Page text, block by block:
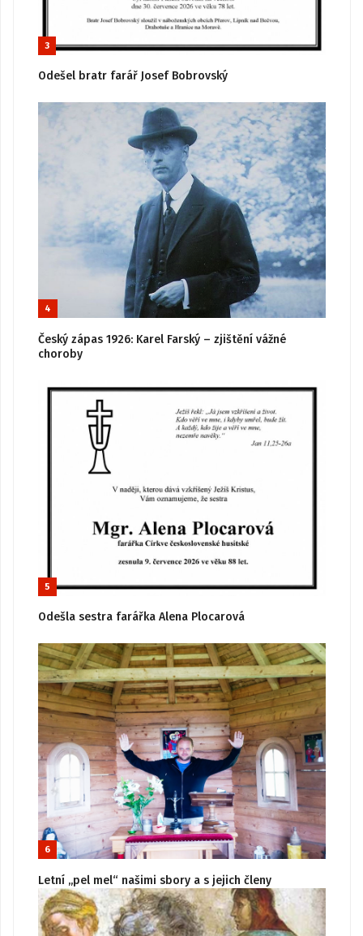
3
Odešel bratr farář Josef Bobrovský
4
Český zápas 1926: Karel Farský – zjištění vážné
choroby
5
Odešla sestra farářka Alena Plocarová
6
Letní „pel mel“ našimi sbory a s jejich členy